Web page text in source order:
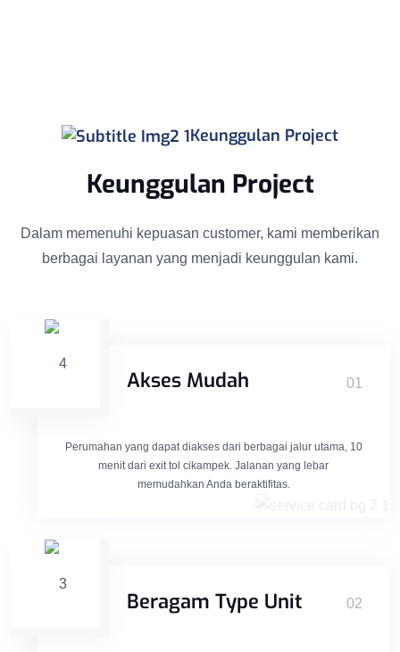
Keunggulan Project
Keunggulan Project
Dalam memenuhi kepuasan customer, kami memberikan
berbagai layanan yang menjadi keunggulan kami.
Akses Mudah 01
Perumahan yang dapat diakses dari berbagai jalur utama, 10
menit dari exit tol cikampek. Jalanan yang lebar
memudahkan Anda beraktifitas.
Beragam Type Unit 02